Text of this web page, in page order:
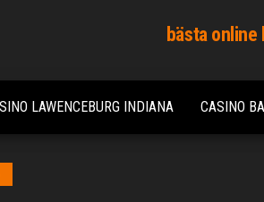
bästa
LAWENCEBURG INDIANA CASINO